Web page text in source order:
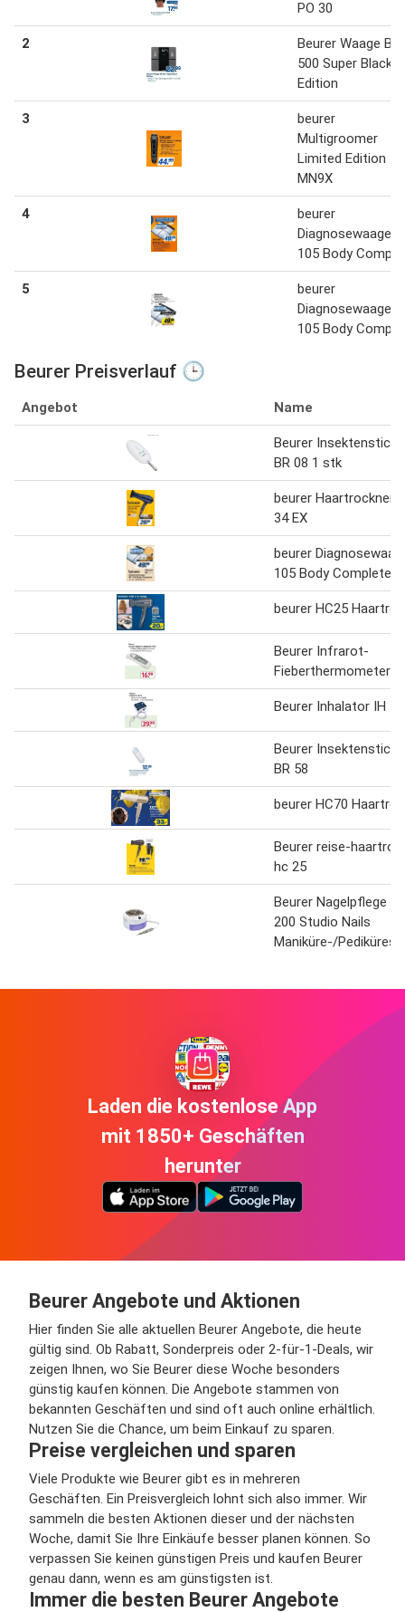
PO 30
2
Beurer Waage BF
500 Super Black
Edition
3
beurer
Multigroomer
Limited Edition
MN9X
4
beurer
Diagnosewaage
105 Body
5
beurer
Diagnosewaage
105 Body
Beurer Preisverlauf 🕒
Angebot Name
Beurer
BR 08 1 stk
beurer Haartrockner
34 EX
beurer
105 Body Complete
beurer HC25
Beurer Infrarot-
Fieberthermometer
Beurer Inhalator IH 16
Beurer
BR 58
beurer HC70
Beurer reise-
hc 25
Beurer Nagelpflege
200 Studio Nails
Maniküre-/
Laden die kostenlose App
mit 1850+ Geschäften
herunter
Beurer Angebote und Aktionen
Hier finden Sie alle aktuellen Beurer Angebote, die heute
gültig sind. Ob Rabatt, Sonderpreis oder 2-für-1-Deals, wir
zeigen Ihnen, wo Sie Beurer diese Woche besonders
günstig kaufen können. Die Angebote stammen von
bekannten Geschäften und sind oft auch online erhältlich.
Nutzen Sie die Chance, um beim Einkauf zu sparen.
Preise vergleichen und sparen
Viele Produkte wie Beurer gibt es in mehreren
Geschäften. Ein Preisvergleich lohnt sich also immer. Wir
sammeln die besten Aktionen dieser und der nächsten
Woche, damit Sie Ihre Einkäufe besser planen können. So
verpassen Sie keinen günstigen Preis und kaufen Beurer
genau dann, wenn es am günstigsten ist.
Immer die besten Beurer Angebote